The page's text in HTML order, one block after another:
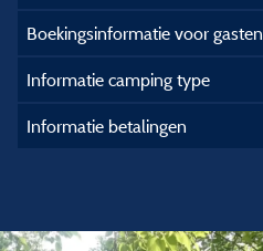
Boekingsinformatie voor gasten
Informatie camping type
Informatie betalingen